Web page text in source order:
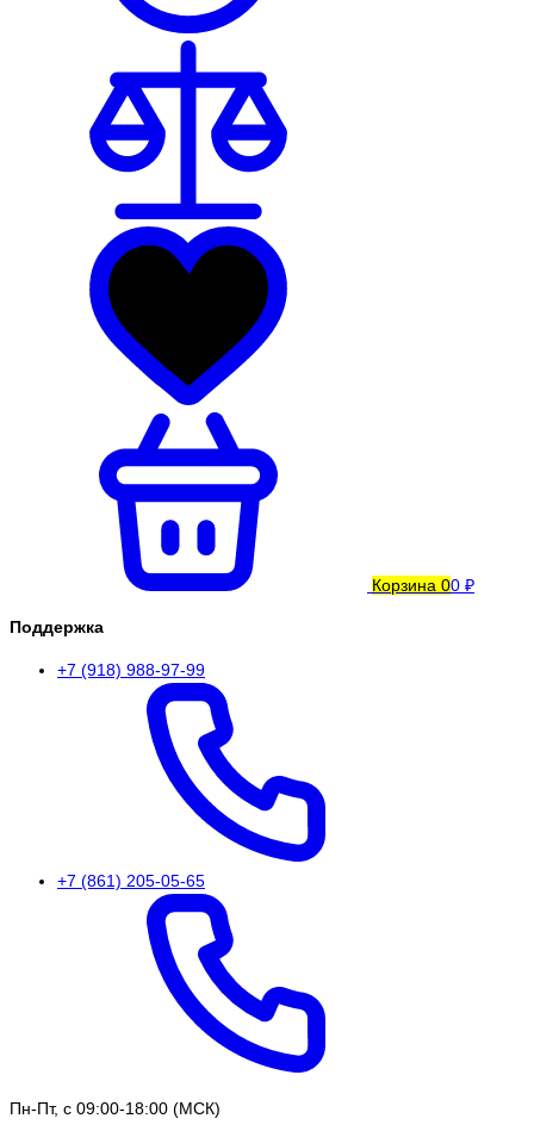
Корзина 00 ₽
Поддержка
+7 (918) 988-97-99
+7 (861) 205-05-65
Пн-Пт, с 09:00-18:00 (МСК)